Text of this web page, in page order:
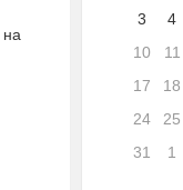
на
3
4
10
11
17
18
24
25
31
1